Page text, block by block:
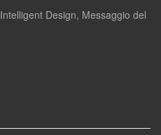
Intelligent Design, Messaggio del